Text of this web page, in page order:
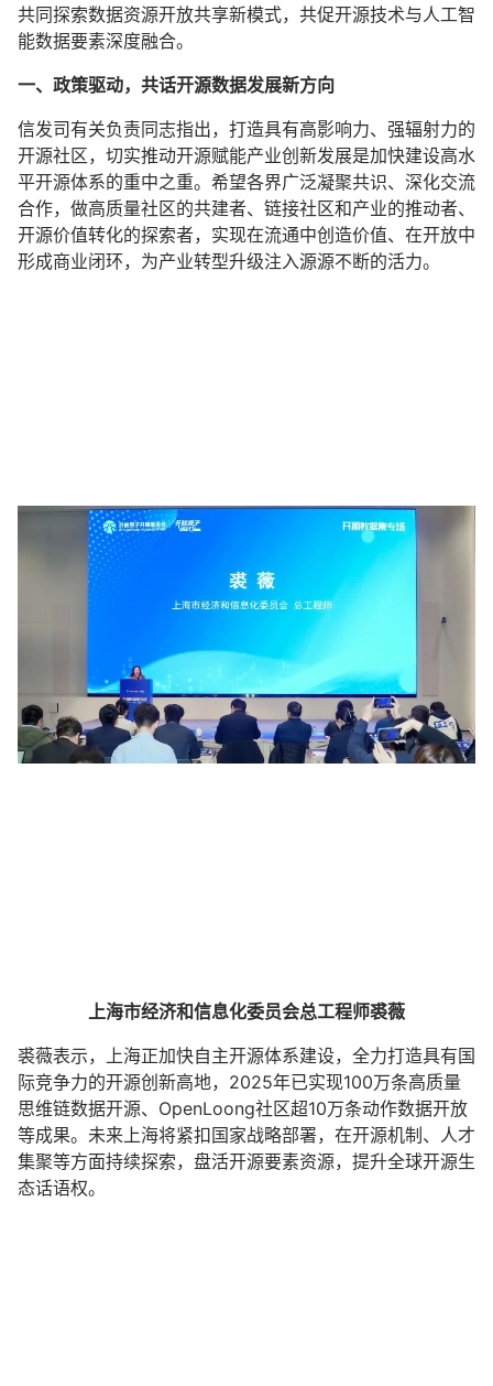
共同探索数据资源开放共享新模式，共促开源技术与人工智
能数据要素深度融合。
一、政策驱动，共话开源数据发展新方向
信发司有关负责同志指出，打造具有高影响力、强辐射力的
开源社区，切实推动开源赋能产业创新发展是加快建设高水
平开源体系的重中之重。希望各界广泛凝聚共识、深化交流
合作，做高质量社区的共建者、链接社区和产业的推动者、
开源价值转化的探索者，实现在流通中创造价值、在开放中
形成商业闭环，为产业转型升级注入源源不断的活力。
上海市经济和信息化委员会总工程师裘薇
裘薇表示，上海正加快自主开源体系建设，全力打造具有国
际竞争力的开源创新高地，2025年已实现100万条高质量
思维链数据开源、OpenLoong社区超10万条动作数据开放
等成果。未来上海将紧扣国家战略部署，在开源机制、人才
集聚等方面持续探索，盘活开源要素资源，提升全球开源生
态话语权。